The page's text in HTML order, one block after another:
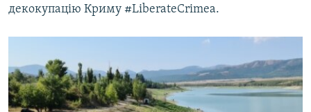
декокупацію Криму #LiberateCrimea.